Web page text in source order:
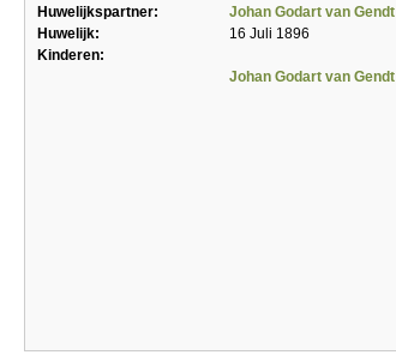
Huwelijkspartner: Johan Godart van Gendt
Huwelijk:
16 Juli 1896
Kinderen:
Johan Godart van Gendt